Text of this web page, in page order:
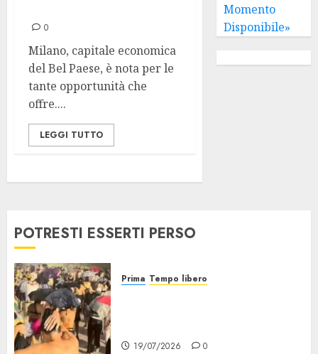
0
Milano, capitale economica
del Bel Paese, è nota per le
tante opportunità che
offre....
LEGGI TUTTO
Momento
Disponibile»
POTRESTI ESSERTI PERSO
Prima Tempo libero
19/07/2026 0